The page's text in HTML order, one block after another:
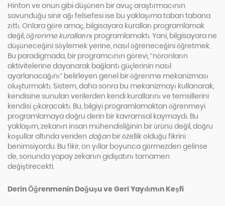
Hinton ve onun gibi düşünen bir avuç araştırmacının
savunduğu sinir ağı felsefesi ise bu yaklaşıma taban tabana
zıttı. Onlara göre amaç, bilgisayara kuralları programlamak
değil,öğrenme kurallarını programlamaktı. Yani, bilgisayara ne
düşüneceğini söylemek yerine, nasıl öğreneceğini öğretmek.
Bu paradigmada, bir programcının görevi, “nöronların
aktivitelerine dayanarak bağlantı güçlerinin nasıl
ayarlanacağını” belirleyen genel bir öğrenme mekanizması
oluşturmaktı. Sistem, daha sonra bu mekanizmayı kullanarak,
kendisine sunulan verilerden kendi kurallarını ve temsillerini
kendisi çıkaracaktı. Bu, bilgiyi programlamaktan öğrenmeyi
programlamaya doğru derin bir kavramsal kaymaydı. Bu
yaklaşım, zekanın insan mühendisliğinin bir ürünü değil, doğru
koşullar altında veriden doğanbir özellik olduğu fikrini
benimsiyordu. Bu fikir, on yıllar boyunca görmezden gelinse
de, sonunda yapay zekanın gidişatını tamamen
değiştirecekti.
Derin Öğrenmenin Doğuşu ve Geri Yayılımın Keşfi